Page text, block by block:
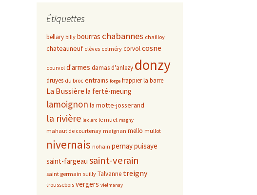
Étiquettes
bellary billy bourras chabannes chailloy
chateauneuf clèves colméry corvolcosne
courvol d'armes damas d'anlezy donzy
druyes du broc entrains forge frappierla barre
La Bussière la ferté-meung
lamoignon la motte-josserand
la rivière le clerc le muet magny
mahaut de courtenay maignan mello mullot
nivernais nohain pernaypuisaye
saint-fargeau saint-verain
saint germain suilly Talvanne treigny
troussebois vergers vielmanay